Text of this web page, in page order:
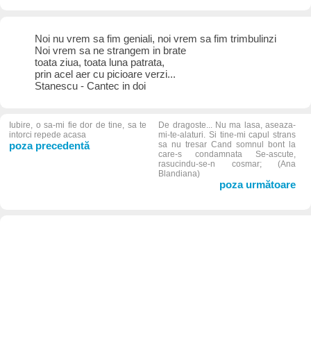
Noi nu vrem sa fim geniali, noi vrem sa fim trimbulinzi
Noi vrem sa ne strangem in brate
toata ziua, toata luna patrata,
prin acel aer cu picioare verzi...
Stanescu - Cantec in doi
Iubire, o sa-mi fie dor de tine, sa te
intorci repede acasa
poza precedentă
De dragoste... Nu ma lasa, aseaza-
mi-te-alaturi. Si tine-mi capul strans
sa nu tresar Cand somnul bont la
care-s condamnata Se-ascute,
rasucindu-se-n cosmar; (Ana
Blandiana)
poza următoare